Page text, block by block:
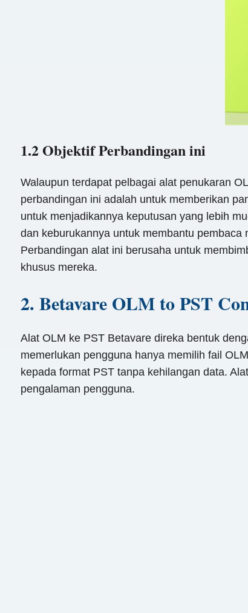
1.2 Objektif Perbandingan ini
Walaupun terdapat pelbagai alat penukaran
perbandingan ini adalah untuk memberikan
untuk menjadikannya keputusan yang lebih
dan keburukannya untuk membantu
Perbandingan alat ini berusaha untuk
khusus mereka.
2. Betavare OLM to PST
Alat OLM ke PST Betavare direka bentuk
memerlukan pengguna hanya memilih fail
kepada format PST tanpa kehilangan data.
pengalaman pengguna.